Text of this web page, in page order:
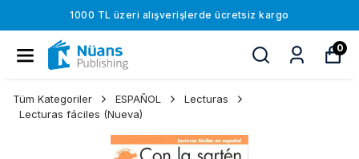
1000 TL üzeri alışverişlerde ücretsiz kargo
0
Tüm Kategoriler ESPAÑOL
Lecturas
Lecturas fáciles (Nueva)